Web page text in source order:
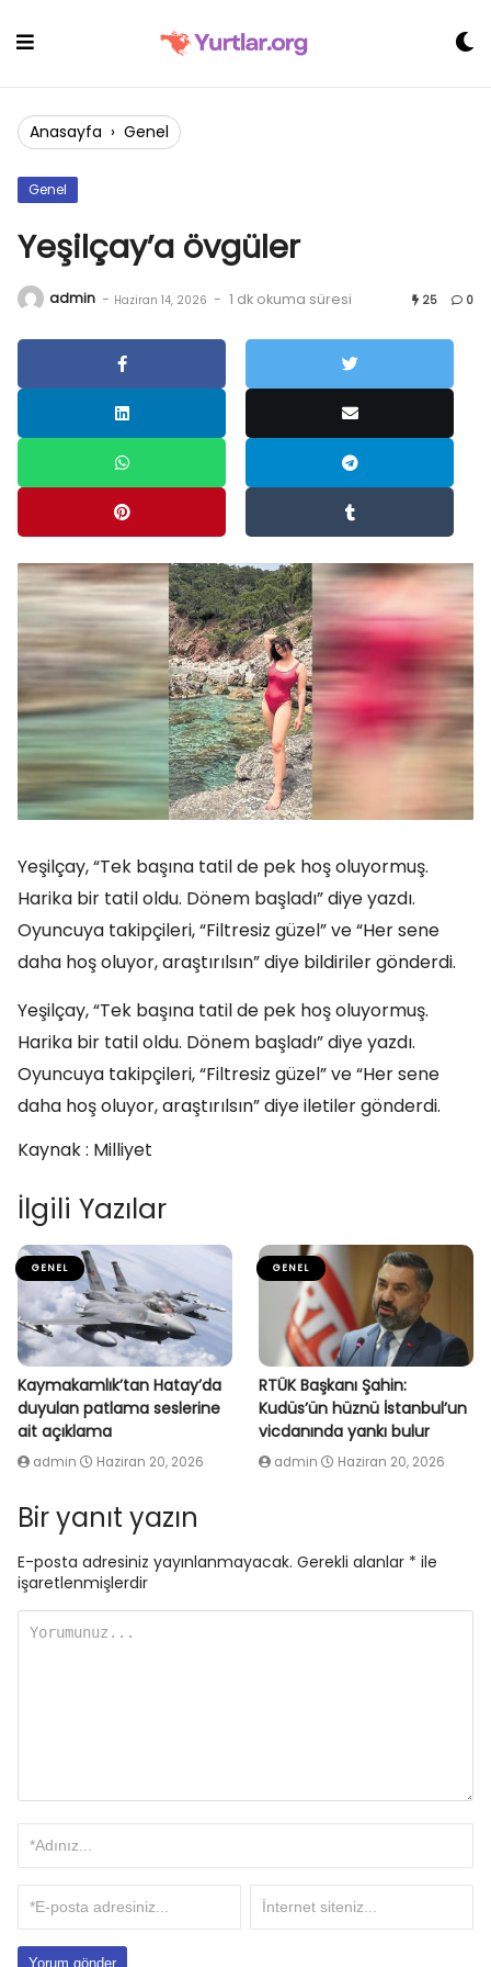
Anasayfa › Genel
Genel
Yeşilçay’a övgüler
admin - Haziran 14, 2026 - 1 dk okuma süresi 25 0
Yeşilçay, “Tek başına tatil de pek hoş oluyormuş.
Harika bir tatil oldu. Dönem başladı” diye yazdı.
Oyuncuya takipçileri, “Filtresiz güzel” ve “Her sene
daha hoş oluyor, araştırılsın” diye bildiriler gönderdi.
Yeşilçay, “Tek başına tatil de pek hoş oluyormuş.
Harika bir tatil oldu. Dönem başladı” diye yazdı.
Oyuncuya takipçileri, “Filtresiz güzel” ve “Her sene
daha hoş oluyor, araştırılsın” diye iletiler gönderdi.
Kaynak : Milliyet
İlgili Yazılar
GENEL
Kaymakamlık’tan Hatay’da
duyulan patlama seslerine
ait açıklama
admin Haziran 20, 2026
GENEL
RTÜK Başkanı Şahin:
Kudüs’ün hüznü İstanbul’un
vicdanında yankı bulur
admin Haziran 20, 2026
Bir yanıt yazın
E-posta adresiniz yayınlanmayacak. Gerekli alanlar * ile
işaretlenmişlerdir